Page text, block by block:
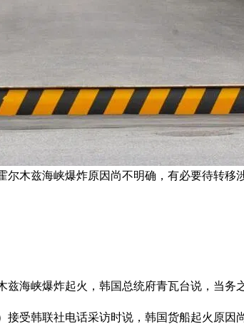
尔木兹海峡爆炸原因尚不明确，有必要待转移
海峡爆炸起火，韩国总统府青瓦台说，当务
接受韩联社电话采访时说，韩国货船起火原